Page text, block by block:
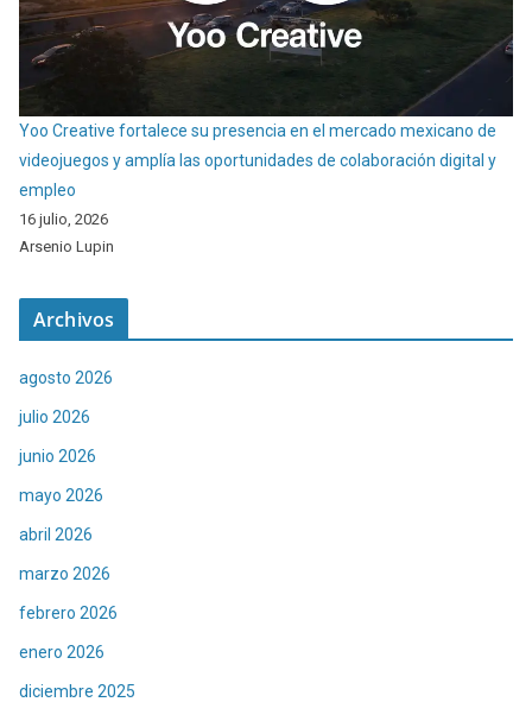
Yoo Creative fortalece su presencia en el mercado mexicano de
videojuegos y amplía las oportunidades de colaboración digital y
empleo
16 julio, 2026
Arsenio Lupin
Archivos
agosto 2026
julio 2026
junio 2026
mayo 2026
abril 2026
marzo 2026
febrero 2026
enero 2026
diciembre 2025